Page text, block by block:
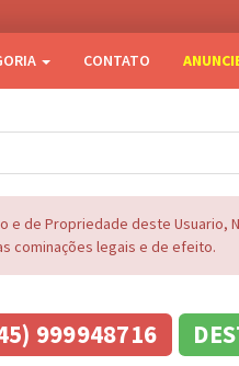
CONTATO
e de Propriedade deste Usuario,
cominações legais e de efeito.
999948716